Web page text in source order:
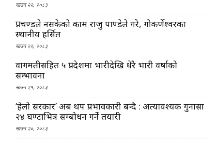
साउन २२, २०८३
प्रचण्डले नसकेको काम राजु पाण्डेले गरे, गोकर्णेश्वरका
स्थानीय हर्सित
साउन २२, २०८३
वागमतीसहित ५ प्रदेशमा भारीदेखि धेरै भारी वर्षाको
सम्भावना
साउन २१, २०८३
‘हेलो सरकार’ अब थप प्रभावकारी बन्दै : अत्यावश्यक गुनासा
२४ घण्टाभित्र सम्बोधन गर्ने तयारी
साउन २०, २०८३